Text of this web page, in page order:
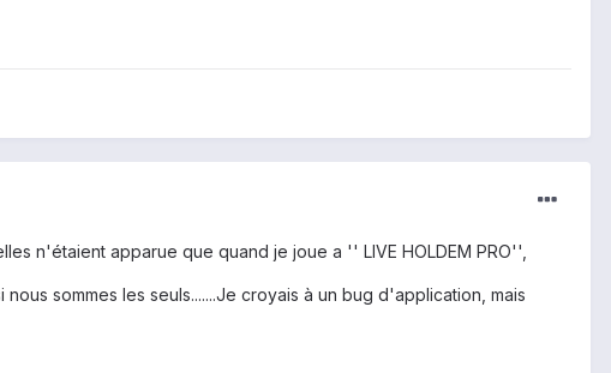
n'étaient apparue que quand je joue a '' LIVE HOLDEM PRO'',
sommes les seuls.......Je croyais à un bug d'application, mais